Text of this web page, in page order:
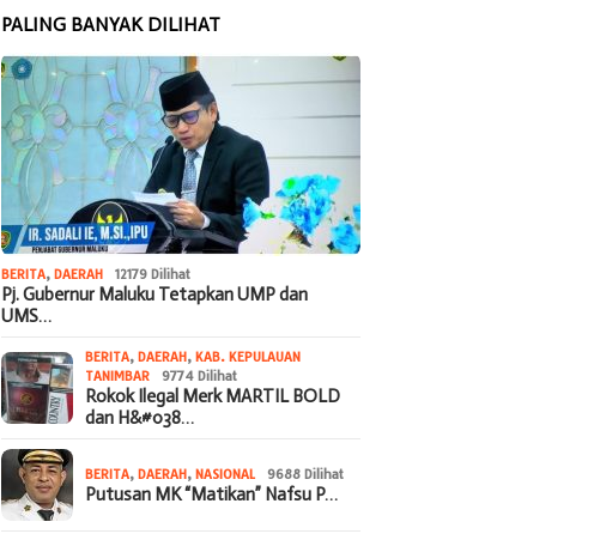
PALING BANYAK DILIHAT
BERITA,DAERAH 12179 Dilihat
Pj. Gubernur Maluku Tetapkan UMP dan
UMS…
BERITA,DAERAH,KAB. KEPULAUAN
TANIMBAR
9774 Dilihat
Rokok Ilegal Merk MARTIL BOLD
dan H&#038…
BERITA,DAERAH,NASIONAL 9688 Dilihat
Putusan MK “Matikan” Nafsu P…